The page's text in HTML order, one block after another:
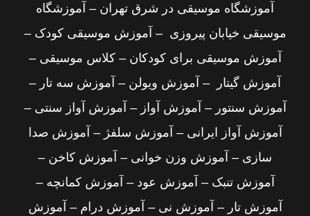
آموزشگاه موسیقی در شرق تهران – آموزشگاه
موسیقی خیابان پیروزی – آموزش موسیقی کودک –
آموزش موسیقی برای کودکان – کلاس موسیقی –
آموزش گیتار – آموزش ویولن – آموزش سه تار –
آموزش سنتور – آموزش آواز – آموزش آواز سنتی –
آموزش آواز ایرانی – آموزش سلفژ – آموزش صدا
سازی – آموزش وزن خوانی – آموزش کاخن –
آموزش تنبک – آموزش عود – آموزش کمانچه –
آموزش تار – آموزش نی – آموزش درام – آموزش